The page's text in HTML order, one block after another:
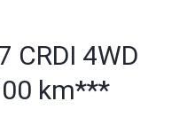
CRDI 4WD
km***